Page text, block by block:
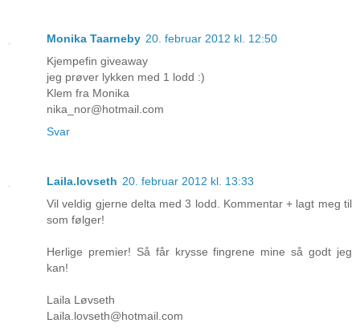
Monika Taarneby 20. februar 2012 kl. 12:50
Kjempefin giveaway
jeg prøver lykken med 1 lodd :)
Klem fra Monika
nika_nor@hotmail.com
Svar
Laila.lovseth 20. februar 2012 kl. 13:33
Vil veldig gjerne delta med 3 lodd. Kommentar + lagt meg til
som følger!
Herlige premier! Så får krysse fingrene mine så godt jeg
kan!
Laila Løvseth
Laila.lovseth@hotmail.com